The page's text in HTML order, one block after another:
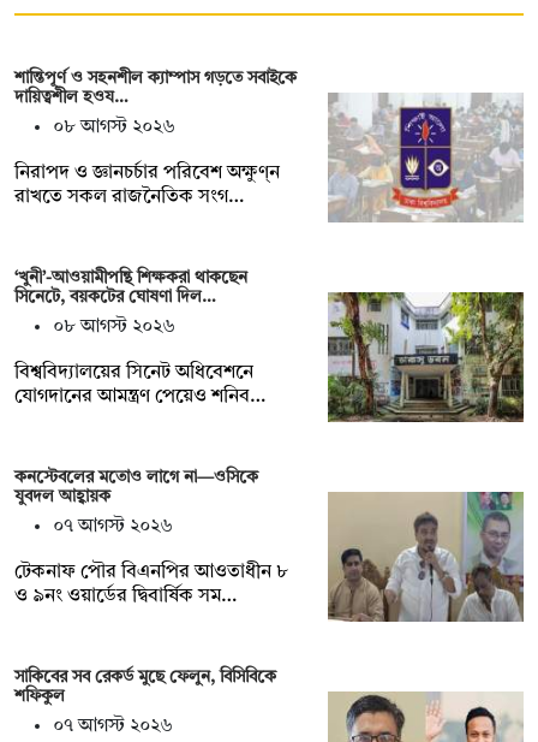
শান্তিপূর্ণ ও সহনশীল ক্যাম্পাস গড়তে সবাইকে
দায়িত্বশীল হওয…
০৮ আগস্ট ২০২৬
নিরাপদ ও জ্ঞানচর্চার পরিবেশ অক্ষুণ্ন
রাখতে সকল রাজনৈতিক সংগ…
‘খুনী’-আওয়ামীপন্থি শিক্ষকরা থাকছেন
সিনেটে, বয়কটের ঘোষণা দিল…
০৮ আগস্ট ২০২৬
বিশ্ববিদ্যালয়ের সিনেট অধিবেশনে
যোগদানের আমন্ত্রণ পেয়েও শনিব…
কনস্টেবলের মতোও লাগে না—ওসিকে
যুবদল আহ্বায়ক
০৭ আগস্ট ২০২৬
টেকনাফ পৌর বিএনপির আওতাধীন ৮
ও ৯নং ওয়ার্ডের দ্বিবার্ষিক সম…
সাকিবের সব রেকর্ড মুছে ফেলুন, বিসিবিকে
শফিকুল
০৭ আগস্ট ২০২৬